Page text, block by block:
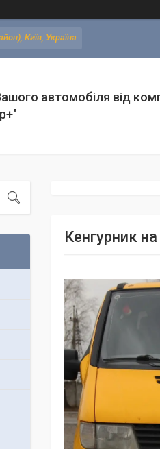
Київ, Україна
автомобіля від
Кенгурник